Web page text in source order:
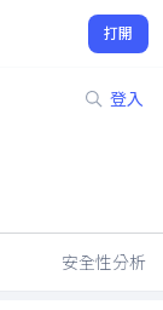
打開
登入
安全性分析